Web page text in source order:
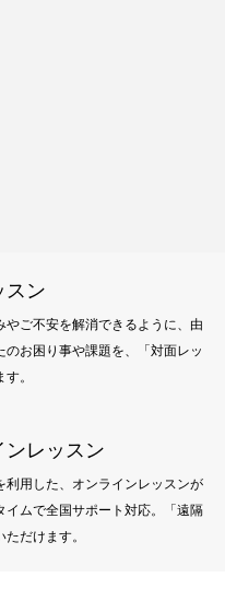
スン
やご不安を解消できるように、由
のお困り事や課題を、「対面レッ
。
ンレッスン
利用した、オンラインレッスンが
イムで全国サポート対応。「遠隔
だけます。